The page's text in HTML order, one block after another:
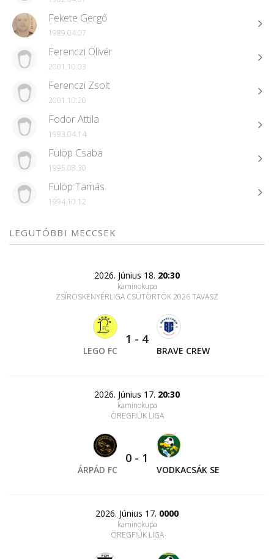
Fekete Gergő
1989.04.07
Ferenczi Olivér
2001.10.03
Ferenczi Zsolt
2001.10.20
Fodor Attila
1993.04.14
Fülöp Csaba
1995.08.30
Fülöp Tamás
1994.10.12
LEGUTÓBBI MECCSEK
2026. Június 18. 20:30
kaminokupa
ZSÍROSKENYÉRLIGA CSÜTÖRTÖK 2026 TAVASZ
LEGO FC
1 - 4
BRAVE CREW
2026. Június 17. 20:30
kaminokupa
ÖREGFIÚK LIGA
ÁRPÁD FC
0 - 1
VODKACSÁK SE
2026. Június 17. 0000
kaminokupa
ÖREGFIÚK LIGA